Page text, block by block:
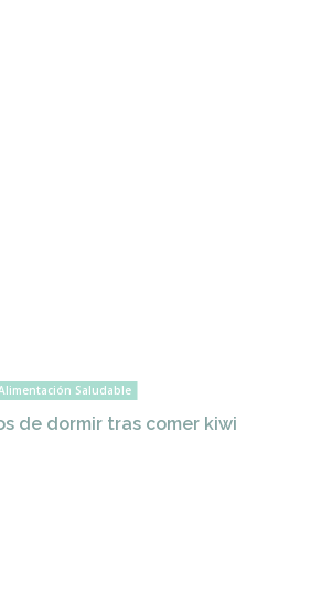
Saludable
de dormir tras comer kiwi